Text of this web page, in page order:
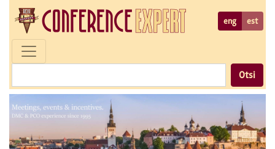
eng est
Otsi